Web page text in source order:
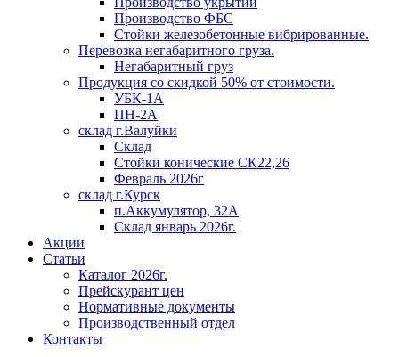
Производство ФБС
Стойки железобетонные вибрированные.
Перевозка негабаритного груза.
Негабаритный груз
Продукция со скидкой 50% от стоимости.
УБК-1А
ПН-2А
склад г.Валуйки
Склад
Стойки конические СК22,26
Февраль 2026г
склад г.Курск
п.Аккумулятор, 32А
Склад январь 2026г.
Акции
Статьи
Каталог 2026г.
Прейскурант цен
Нормативные документы
Производственный отдел
Контакты